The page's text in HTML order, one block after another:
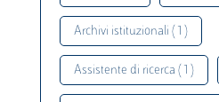
Archivi istituzionali ( 1 )
Assistente di ricerca ( 1 )